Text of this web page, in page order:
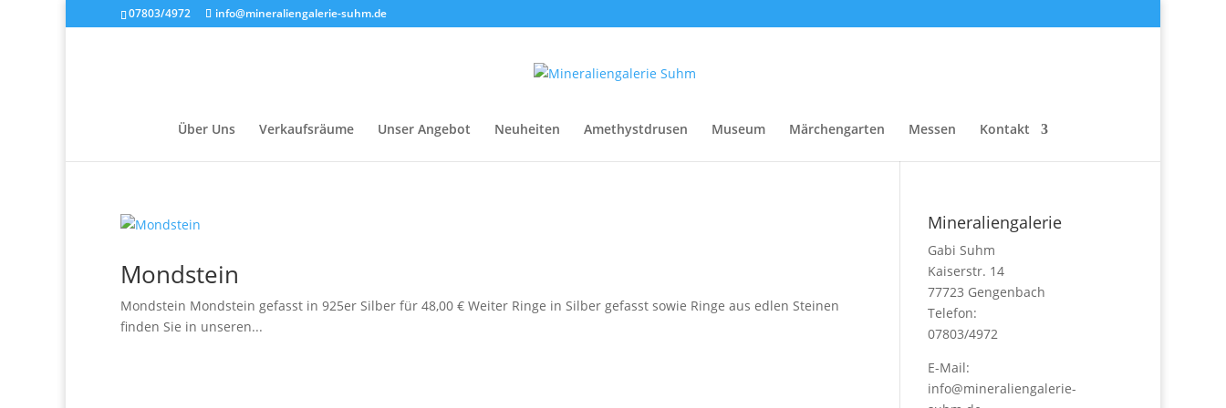
07803/4972 info@mineraliengalerie-suhm.de
Über Uns Verkaufsräume Unser Angebot Neuheiten Amethystdrusen Museum Märchengarten Messen Kontakt
Mondstein
Mondstein Mondstein gefasst in 925er Silber für 48,00 € Weiter Ringe in Silber gefasst sowie Ringe aus edlen Steinen
finden Sie in unseren...
Mineraliengalerie
Gabi Suhm
Kaiserstr. 14
77723 Gengenbach
Telefon:
07803/4972
E-Mail:
info@mineraliengalerie-